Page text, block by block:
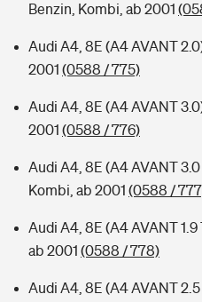
Benzin, Kombi, ab 2001
Audi A4, 8E (A4 AVANT
2001 (0588 / 775)
Audi A4, 8E (A4 AVANT
2001 (0588 / 776)
Audi A4, 8E (A4 AVANT 3.0
Kombi, ab 2001 (0588 /
Audi A4, 8E (A4 AVANT 1.9
ab 2001 (0588 / 778)
Audi A4, 8E (A4 AVANT 2.5